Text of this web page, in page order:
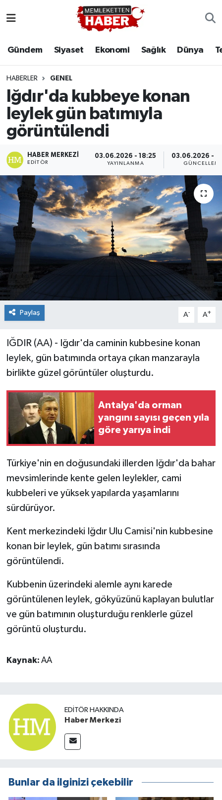
Gündem Siyaset Ekonomi Sağlık Dünya
HABERLER GENEL
Iğdır'da kubbeye konan
leylek gün batımıyla
görüntülendi
HABER MERKEZI
EDITÖR
03.06.2026 - 18:25
YAYINLANMA
03.06.2026 -
Paylaş A- A+
IĞDIR (AA) - Iğdır'da caminin kubbesine konan
leylek, gün batımında ortaya çıkan manzarayla
birlikte güzel görüntüler oluşturdu.
Antalya'da orman
yangını sayısı geçen yıla
göre yarıya indi
Türkiye'nin en doğusundaki illerden Iğdır'da bahar
mevsimlerinde kente gelen leylekler, cami
kubbeleri ve yüksek yapılarda yaşamlarını
sürdürüyor.
Kent merkezindeki Iğdır Ulu Camisi'nin kubbesine
konan bir leylek, gün batımı sırasında
görüntülendi.
Kubbenin üzerindeki alemle aynı karede
görüntülenen leylek, gökyüzünü kaplayan bulutlar
ve gün batımının oluşturduğu renklerle güzel
görüntü oluşturdu.
Kaynak: AA
EDITÖR HAKKINDA
Haber Merkezi
Bunlar da ilginizi çekebilir